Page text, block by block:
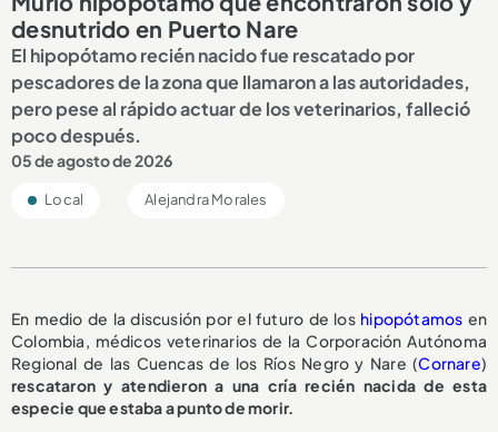
desnutrido en Puerto Nare
El hipopótamo recién nacido fue rescatado por
pescadores de la zona que llamaron a las autoridades,
pero pese al rápido actuar de los veterinarios, falleció
poco después.
05 de agosto de 2026
Local Alejandra Morales
En medio de la discusión por el futuro de los hipopótamos en
Colombia, médicos veterinarios de la Corporación Autónoma
Regional de las Cuencas de los Ríos Negro y Nare (Cornare)
rescataron y atendieron a una cría recién nacida de esta
especie que estaba a punto de morir.